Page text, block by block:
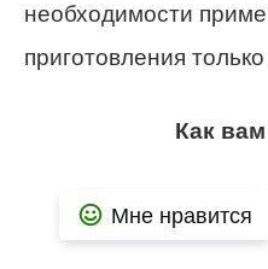
необходимости
приготовления
Как
Мне нравится